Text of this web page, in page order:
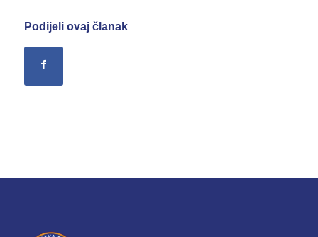
Podijeli ovaj članak